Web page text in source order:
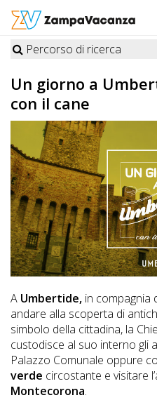
STRUTTURE
A
DOG
LUOGHI
A
DOG
OFFERTE
A
DOG
INFO
Percorso di ricerca
Un giorno a
con il cane
A Umbertide, in compagnia
andare alla scoperta di
simbolo della cittadina, la
custodisce al suo interno gli
Palazzo Comunale oppure
verde circostante e visitare
Montecorona.